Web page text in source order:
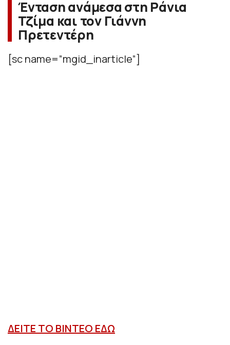
Ένταση ανάμεσα στη Ράνια
Τζίμα και τον Γιάννη
Πρετεντέρη
[sc name=”mgid_inarticle”]
ΔΕΙΤΕ ΤΟ ΒΙΝΤΕΟ ΕΔΩ